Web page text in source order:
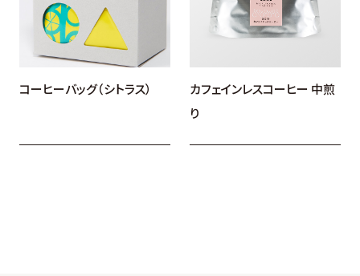
コーヒーバッグ（シトラス）
カフェインレスコーヒー 中煎
り